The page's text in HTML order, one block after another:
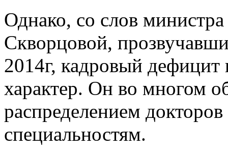
Однако, со слов
Скворцовой,
2014г, кадровый дефицит
характер. Он во многом
распределением
специальностям.